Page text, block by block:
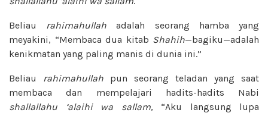
Beliau rahimahullah adalah seorang hamba yang
meyakini, “Membaca dua kitab Shahih—bagiku—adalah
kenikmatan yang paling manis di dunia ini.”
Beliau rahimahullah pun seorang teladan yang saat
membaca dan mempelajari hadits-hadits Nabi
shallallahu ‘alaihi wa sallam, “Aku langsung lupa